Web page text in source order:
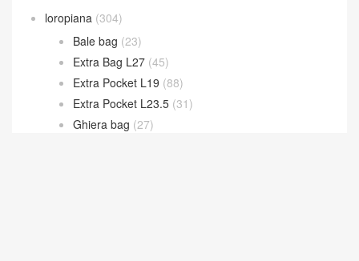
loropiana (304)
Bale bag (23)
Extra Bag L27 (45)
Extra Pocket L19 (88)
Extra Pocket L23.5 (31)
Ghiera bag (27)